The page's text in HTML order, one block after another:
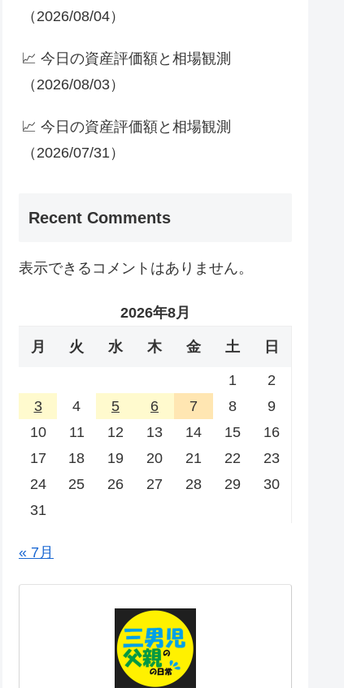
（2026/08/04）
📈 今日の資産評価額と相場観測
（2026/08/03）
📈 今日の資産評価額と相場観測
（2026/07/31）
Recent Comments
表示できるコメントはありません。
2026年8月
月 火 水 木 金 土 日
1
2
3
4 5 6 7 8
9
10
11 12 13 14 15
16
17
18 19 20 21 22
23
24
25 26 27 28 29
30
31
« 7月